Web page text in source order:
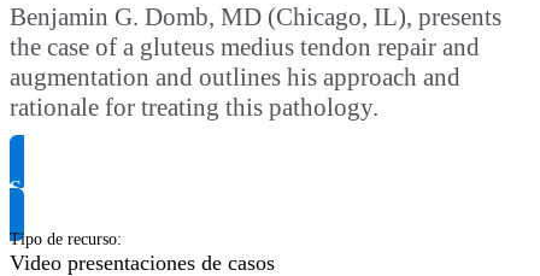
Benjamin G. Domb, MD (Chicago, IL), presents
the case of a gluteus medius tendon repair and
augmentation and outlines his approach and
rationale for treating this pathology.
Solicitar información del producto
Tipo de recurso:
Video presentaciones de casos